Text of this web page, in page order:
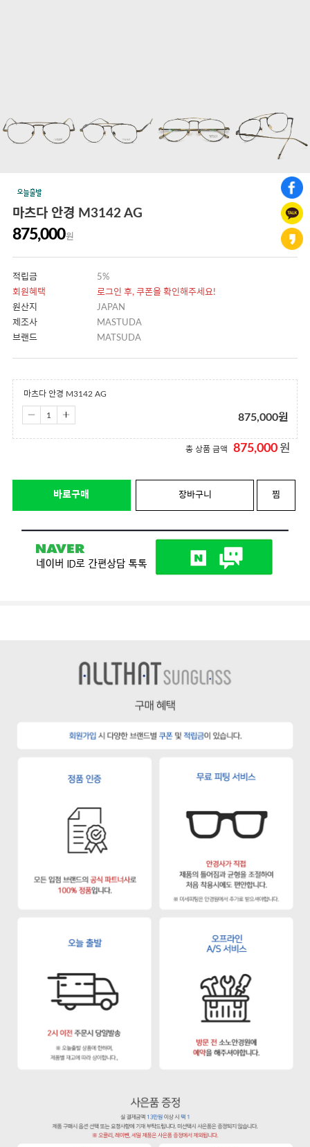
마츠다 안경 M3142 AG
875,000원
적립금
5%
회원혜택
로그인 후, 쿠폰을 확인해주세요!
원산지
JAPAN
제조사
MASTUDA
브랜드
MATSUDA
마츠다 안경 M3142 AG
875,000원
총 상품 금액 875,000 원
바로구매 장바구니 찜